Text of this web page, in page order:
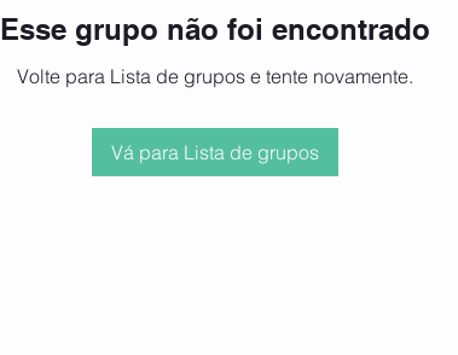
Esse grupo não foi encontrado
Volte para Lista de grupos e tente novamente.
Vá para Lista de grupos